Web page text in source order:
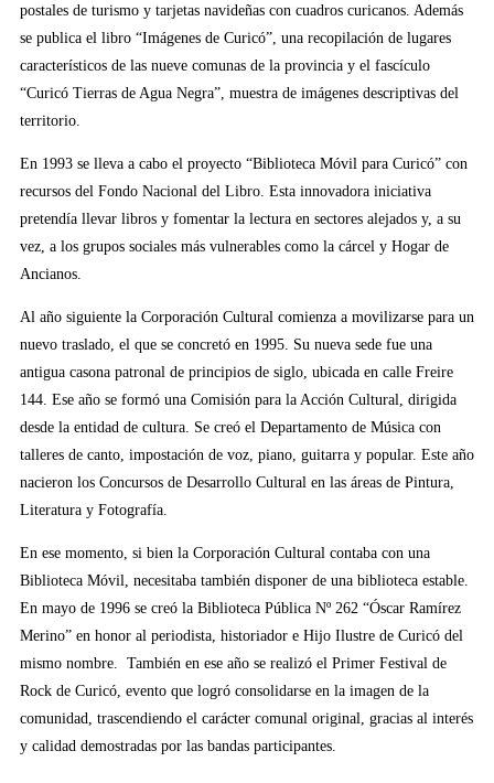
postales de turismo y tarjetas navideñas con cuadros curicanos. Además
se publica el libro “Imágenes de Curicó”, una recopilación de lugares
característicos de las nueve comunas de la provincia y el fascículo
“Curicó Tierras de Agua Negra”, muestra de imágenes descriptivas del
territorio.
En 1993 se lleva a cabo el proyecto “Biblioteca Móvil para Curicó” con
recursos del Fondo Nacional del Libro. Esta innovadora iniciativa
pretendía llevar libros y fomentar la lectura en sectores alejados y, a su
vez, a los grupos sociales más vulnerables como la cárcel y Hogar de
Ancianos.
Al año siguiente la Corporación Cultural comienza a movilizarse para un
nuevo traslado, el que se concretó en 1995. Su nueva sede fue una
antigua casona patronal de principios de siglo, ubicada en calle Freire
144. Ese año se formó una Comisión para la Acción Cultural, dirigida
desde la entidad de cultura. Se creó el Departamento de Música con
talleres de canto, impostación de voz, piano, guitarra y popular. Este año
nacieron los Concursos de Desarrollo Cultural en las áreas de Pintura,
Literatura y Fotografía.
En ese momento, si bien la Corporación Cultural contaba con una
Biblioteca Móvil, necesitaba también disponer de una biblioteca estable.
En mayo de 1996 se creó la Biblioteca Pública Nº 262 “Óscar Ramírez
Merino” en honor al periodista, historiador e Hijo Ilustre de Curicó del
mismo nombre. También en ese año se realizó el Primer Festival de
Rock de Curicó, evento que logró consolidarse en la imagen de la
comunidad, trascendiendo el carácter comunal original, gracias al interés
y calidad demostradas por las bandas participantes.